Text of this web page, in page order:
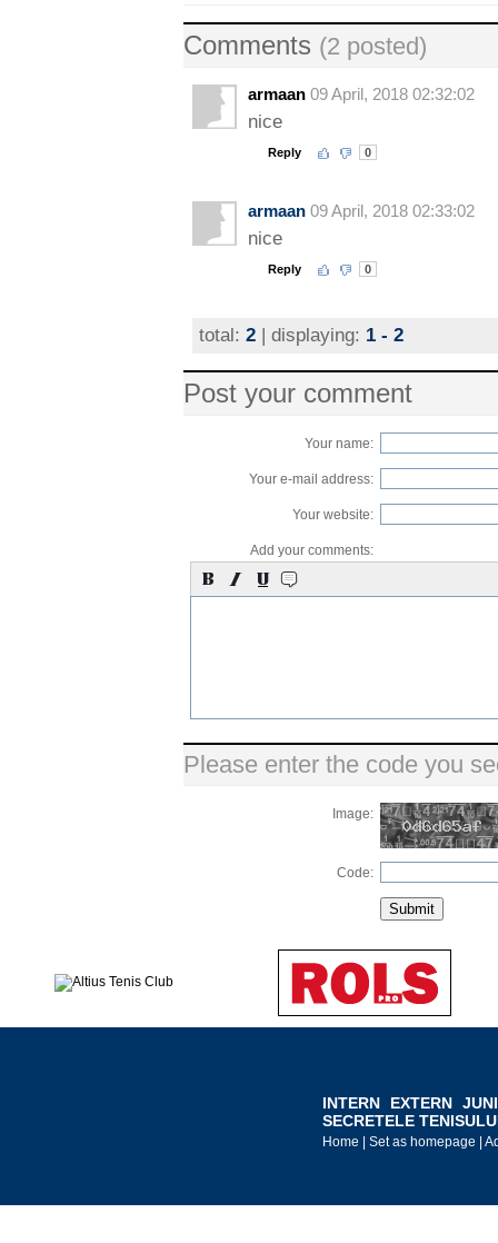
Comments (2 posted)
armaan 09 April, 2018 02:32:02
nice
Reply 0
armaan 09 April, 2018 02:33:02
nice
Reply 0
total: 2 | displaying: 1 - 2
Post your comment
Your name:
Your e-mail address:
Your website:
Add your comments:
Please enter the code you
Image:
Code:
INTERN EXTERN
SECRETELE
Home Set as homepage